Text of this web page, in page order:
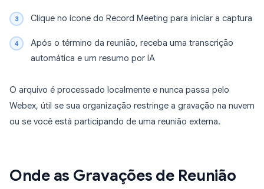
Clique no ícone do Record Meeting para iniciar a captura
Após o término da reunião, receba uma transcrição
automática e um resumo por IA
O arquivo é processado localmente e nunca passa pelo
Webex, útil se sua organização restringe a gravação na nuvem
ou se você está participando de uma reunião externa.
Onde as Gravações de Reunião